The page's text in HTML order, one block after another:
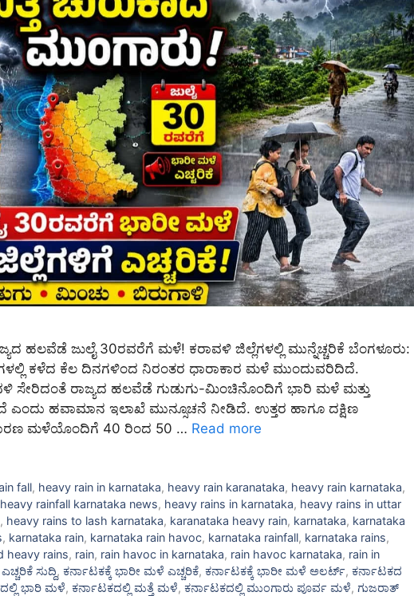
ಹಲವೆಡೆ ಜುಲೈ 30ರವರೆಗೆ ಮಳೆ! ಕರಾವಳಿ ಜಿಲ್ಲೆಗಳಲ್ಲಿ ಮುನ್ನೆಚ್ಚರಿಕೆ ಬೆಂಗಳೂರು:
ಕಳೆದ ಕೆಲ ದಿನಗಳಿಂದ ನಿರಂತರ ಧಾರಾಕಾರ ಮಳೆ ಮುಂದುವರಿದಿದೆ.
ಸೇರಿದಂತೆ ರಾಜ್ಯದ ಹಲವೆಡೆ ಗುಡುಗು-ಮಿಂಚಿನೊಂದಿಗೆ ಭಾರಿ ಮಳೆ ಮತ್ತು
ಎಂದು ಹವಾಮಾನ ಇಲಾಖೆ ಮುನ್ಸೂಚನೆ ನೀಡಿದೆ. ಉತ್ತರ ಹಾಗೂ ದಕ್ಷಿಣ
ಮಳೆಯೊಂದಿಗೆ 40 ರಿಂದ 50 … Read more
fall, heavy rain in karnataka, heavy rain karanataka, heavy rain karnataka,
heavy rainfall karnataka news, heavy rains in karnataka, heavy rains in uttar
, heavy rains to lash karnataka, karanataka heavy rain, karnataka, karnataka
, karnataka rain, karnataka rain havoc, karnataka rainfall, karnataka rains,
heavy rains, rain, rain havoc in karnataka, rain havoc karnataka, rain in
ಸುದ್ದಿ, ಕರ್ನಾಟಕಕ್ಕೆ ಭಾರೀ ಮಳೆ ಎಚ್ಚರಿಕೆ, ಕರ್ನಾಟಕಕ್ಕೆ ಭಾರೀ ಮಳೆ ಅಲರ್ಟ್‌, ಕರ್ನಾಟಕದ
ಭಾರಿ ಮಳೆ, ಕರ್ನಾಟಕದಲ್ಲಿ ಮತ್ತೆ ಮಳೆ, ಕರ್ನಾಟಕದಲ್ಲಿ ಮುಂಗಾರು ಪೂರ್ವ ಮಳೆ, ಗುಜರಾತ್